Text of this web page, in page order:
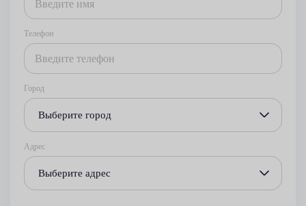
Телефон
Город
Выберите город
Адрес
Выберите адрес